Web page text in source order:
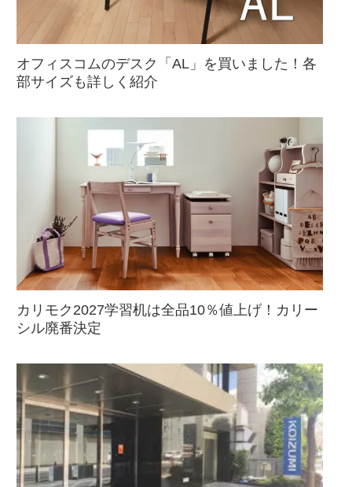
オフィスコムのデスク「AL」を買いました！各
部サイズも詳しく紹介
カリモク2027学習机は全品10％値上げ！カリー
シル廃番決定